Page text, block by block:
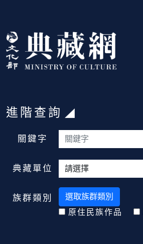
:::
:::
進階查詢
關鍵字
典藏單位
族群類別
選取族群類別
原住民族作品